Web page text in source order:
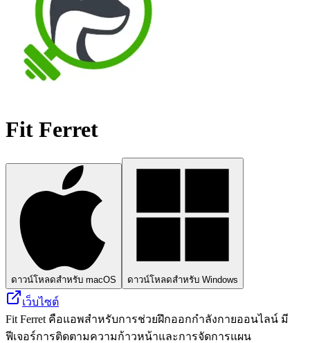
Fit Ferret
ดาวน์โหลดสำหรับ macOS ดาวน์โหลดสำหรับ Windows
เว็บไซต์
Fit Ferret คือแอพสำหรับการช่วยฝึกออกกำลังกายออนไลน์ มี
ฟีเจอร์การติดตามความก้าวหน้าและการจัดการแผน